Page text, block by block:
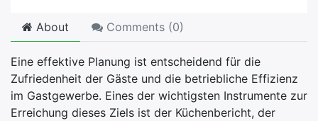
About Comments (0)
Eine effektive Planung ist entscheidend für die
Zufriedenheit der Gäste und die betriebliche Effizienz
im Gastgewerbe. Eines der wichtigsten Instrumente zur
Erreichung dieses Ziels ist der Küchenbericht, der